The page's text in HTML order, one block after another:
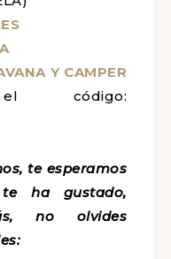
Y CAMPER
código:
te esperamos
ha gustado,
no olvides